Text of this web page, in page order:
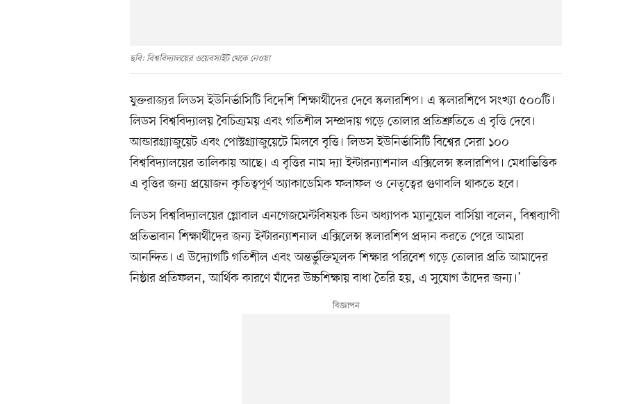
ছবি: বিশ্ববিদ্যালয়ের ওয়েবসাইট থেকে নেওয়া
যুক্তরাজ্যর লিডস ইউনির্ভাসিটি বিদেশি শিক্ষার্থীদের দেবে স্কলারশিপ। এ স্কলারশিপে সংখ্যা ৫০০টি।
লিডস বিশ্ববিদ্যালয় বৈচিত্র্যময় এবং গতিশীল সম্প্রদায় গড়ে তোলার প্রতিশ্রুতিতে এ বৃত্তি দেবে।
আন্ডারগ্র্যাজুয়েট এবং পোস্টগ্র্যাজুয়েটে মিলবে বৃত্তি। লিডস ইউনির্ভাসিটি বিশ্বের সেরা ১০০
বিশ্ববিদ্যালয়ের তালিকায় আছে। এ বৃত্তির নাম দ্যা ইন্টারন্যাশনাল এক্সিলেন্স স্কলারশিপ। মেধাভিত্তিক
এ বৃত্তির জন্য প্রয়োজন কৃতিত্বপূর্ণ অ্যাকাডেমিক ফলাফল ও নেতৃত্বের গুণাবলি থাকতে হবে।
লিডস বিশ্ববিদ্যালয়ের গ্লোবাল এনগেজমেন্টবিষয়ক ডিন অধ্যাপক ম্যানুয়েল বার্সিয়া বলেন, বিশ্বব্যাপী
প্রতিভাবান শিক্ষার্থীদের জন্য ইন্টারন্যাশনাল এক্সিলেন্স স্কলারশিপ প্রদান করতে পেরে আমরা
আনন্দিত। এ উদ্যোগটি গতিশীল এবং অন্তর্ভুক্তিমূলক শিক্ষার পরিবেশ গড়ে তোলার প্রতি আমাদের
নিষ্ঠার প্রতিফলন, আর্থিক কারণে যাঁদের উচ্চশিক্ষায় বাধা তৈরি হয়, এ সুযোগ তাঁদের জন্য।’